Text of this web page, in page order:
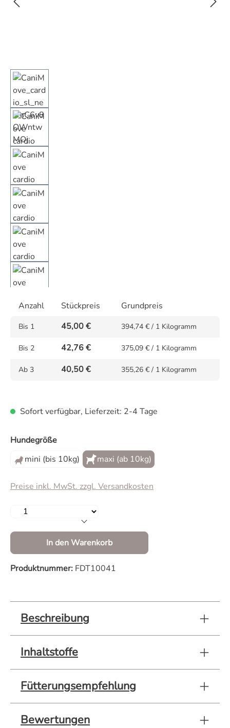
Anzahl Stückpreis Grundpreis
Bis 1 45,00 € 394,74 € / 1 Kilogramm
Bis 2 42,76 € 375,09 € / 1 Kilogramm
Ab 3 40,50 € 355,26 € / 1 Kilogramm
Sofort verfügbar, Lieferzeit: 2-4 Tage
Hundegrößeauswählen
mini (bis 10kg)
maxi (ab 10kg)
Preise inkl. MwSt. zzgl. Versandkosten
Produkt Anzahl: Gib den gewünschten
In den Warenkorb
Produktnummer: FDT10041
Beschreibung
Inhaltstoffe
Fütterungsempfehlung
Bewertungen